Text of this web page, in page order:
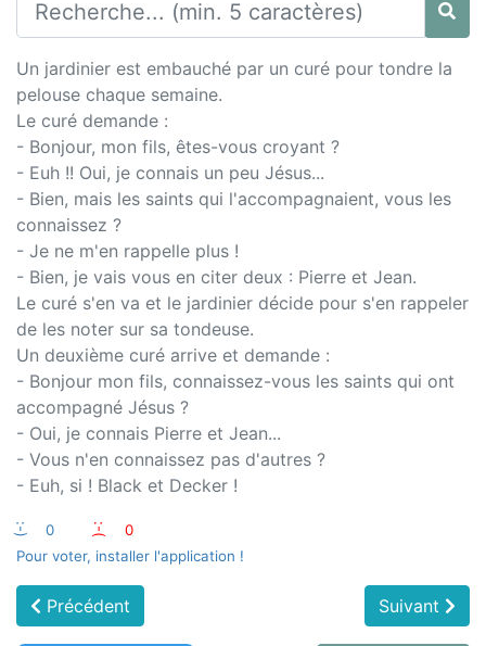
Un jardinier est embauché par un curé pour tondre la
pelouse chaque semaine.
Le curé demande :
- Bonjour, mon fils, êtes-vous croyant ?
- Euh !! Oui, je connais un peu Jésus...
- Bien, mais les saints qui l'accompagnaient, vous les
connaissez ?
- Je ne m'en rappelle plus !
- Bien, je vais vous en citer deux : Pierre et Jean.
Le curé s'en va et le jardinier décide pour s'en rappeler
de les noter sur sa tondeuse.
Un deuxième curé arrive et demande :
- Bonjour mon fils, connaissez-vous les saints qui ont
accompagné Jésus ?
- Oui, je connais Pierre et Jean...
- Vous n'en connaissez pas d'autres ?
- Euh, si ! Black et Decker !
:-) 0 :-(
0
Pour voter, installer l'application !
Précédent Suivant